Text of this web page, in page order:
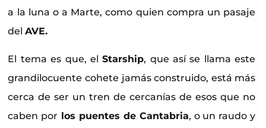
a la luna o a Marte, como quien compra un pasaje
delAVE.
El tema es que, elStarship, que así se llama este
grandilocuente cohete jamás construido, está más
cerca de ser un tren de cercanías de esos que no
caben por los puentes de Cantabria, o un raudo y